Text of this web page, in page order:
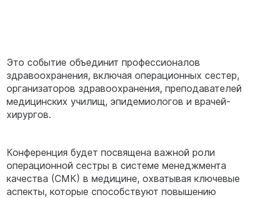
Это событие объединит профессионалов
здравоохранения, включая операционных сестер,
организаторов здравоохранения, преподавателей
медицинских училищ, эпидемиологов и врачей-
хирургов.
Конференция будет посвящена важной роли
операционной сестры в системе менеджмента
качества (СМК) в медицине, охватывая ключевые
аспекты, которые способствуют повышению